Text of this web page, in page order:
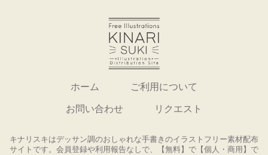
ホーム ご利用について
お問い合わせ リクエスト
キナリスキはデッサン調のおしゃれな手書きのイラストフリー素材配布
サイトです。会員登録や利用報告なしで、【無料】で【個人・商用】で